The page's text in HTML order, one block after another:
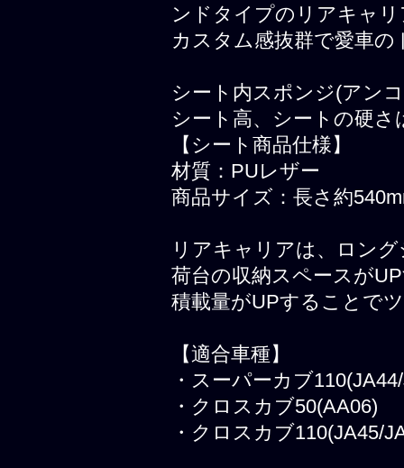
ンドタイプのリアキャ
カスタム感抜群で愛車
シート内スポンジ(アン
シート高、シートの硬
【シート商品仕様】
材質：PUレザー
商品サイズ：長さ約
リアキャリアは、ロン
荷台の収納スペースが
積載量がUPすることで
【適合車種】
・スーパーカブ
・クロスカブ50(AA06)
・クロスカブ110(JA45/